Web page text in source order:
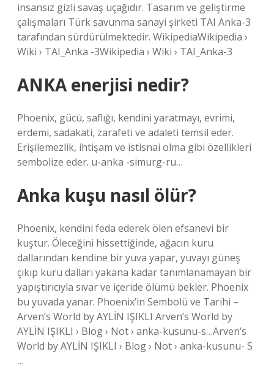
insansız gizli savaş uçağıdır. Tasarım ve geliştirme
çalışmaları Türk savunma sanayi şirketi TAI Anka-3
tarafından sürdürülmektedir. WikipediaWikipedia ›
Wiki › TAI_Anka -3Wikipedia › Wiki › TAI_Anka-3
ANKA enerjisi nedir?
Phoenix, gücü, saflığı, kendini yaratmayı, evrimi,
erdemi, sadakati, zarafeti ve adaleti temsil eder.
Erişilemezlik, ihtişam ve istisnai olma gibi özellikleri
sembolize eder. u-anka -simurg-ru…
Anka kuşu nasıl ölür?
Phoenix, kendini feda ederek ölen efsanevi bir
kuştur. Öleceğini hissettiğinde, ağacın kuru
dallarından kendine bir yuva yapar, yuvayı güneş
çıkıp kuru dalları yakana kadar tanımlanamayan bir
yapıştırıcıyla sıvar ve içeride ölümü bekler. Phoenix
bu yuvada yanar. Phoenix’in Sembolü ve Tarihi –
Arven’s World by AYLİN IŞIKLI Arven’s World by
AYLİN IŞIKLI › Blog › Not › anka-kusunu-s…Arven’s
World by AYLİN IŞIKLI › Blog › Not › anka-kusunu- S
…